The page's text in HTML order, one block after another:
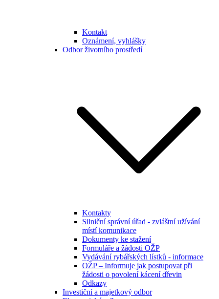
Kontakt
Oznámení, vyhlášky
Odbor životního prostředí
Kontakty
Silniční správní úřad - zvláštní užívání
místí komunikace
Dokumenty ke stažení
Formuláře a žádosti OŽP
Vydávání rybářských lístků - informace
OŽP – Informuje jak postupovat při
žádosti o povolení kácení dřevin
Odkazy
Investiční a majetkový odbor